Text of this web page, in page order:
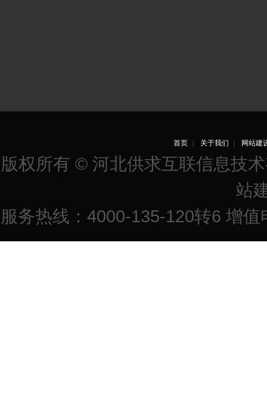
首页｜ 关于我们 网站建
版权所有 © 河北供求互联信息技
站
服务热线：4000-135-120转6 增